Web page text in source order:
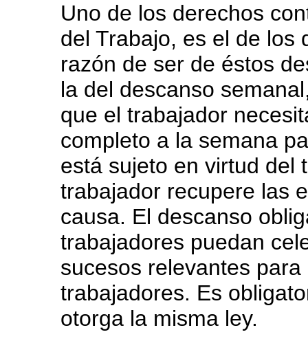
Uno de los derechos
del Trabajo, es el de los
razón de ser de éstos
la del descanso
que el trabajador
completo a la semana
está sujeto en virtud del
trabajador recupere las
causa. El descanso
trabajadores puedan
sucesos relevantes
trabajadores. Es
otorga la misma ley.